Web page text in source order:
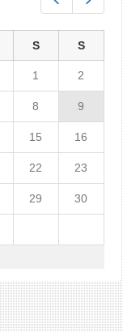
S S
1 2
8 9
15 16
22 23
29 30